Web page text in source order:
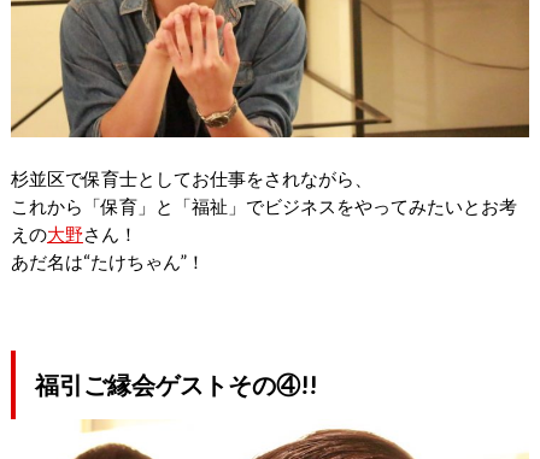
杉並区で保育士としてお仕事をされながら、
これから「保育」と「福祉」 でビジネスをやってみたいとお考
えの大野さん！
あだ名は“たけちゃん”！
福引ご縁会ゲストその④!!